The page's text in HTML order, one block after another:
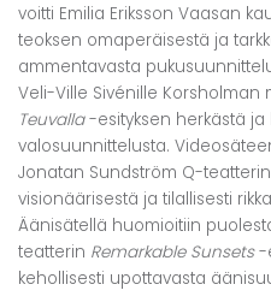
voitti Emilia Eriksson Vaasan
teoksen omaperäisestä ja
ammentavasta
Veli-Ville Sivénille Korsholman
Teuvalla-esityksen herkästä ja
valosuunnittelusta.
Jonatan Sundström Q-teatterin
visionäärisestä ja tilallisesti
Äänisätellä huomioitiin
teatterin Remarkable Sunsets-
kehollisesti upottavasta